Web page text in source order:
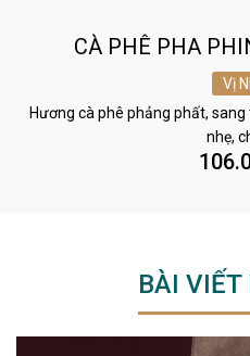
CÀ PHÊ PHA
Vị
Hương cà phê phảng phất,
nhẹ,
BÀI